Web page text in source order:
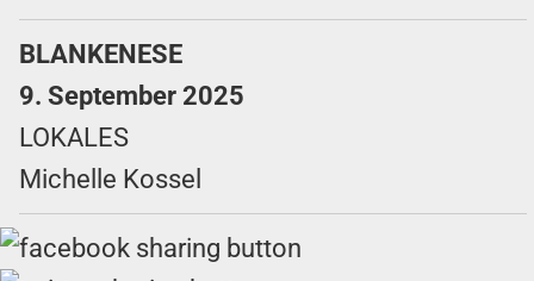
BLANKENESE
9. September 2025
LOKALES
Michelle Kossel